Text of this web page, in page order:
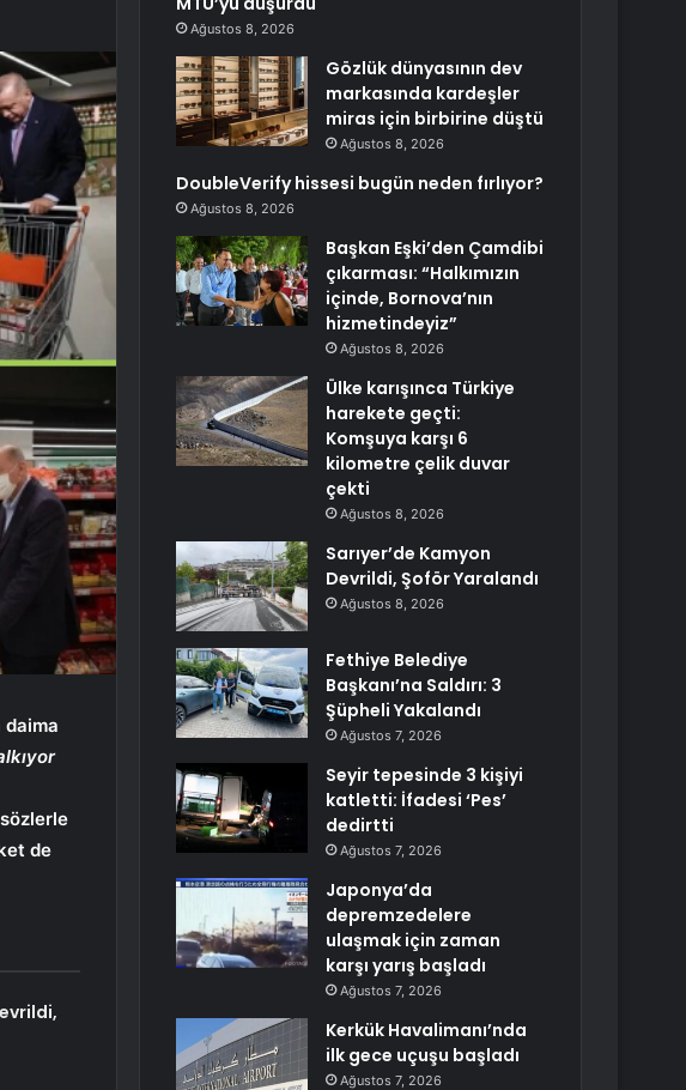
daima
de
Ağustos 8, 2026
Gözlük dünyasının dev
markasında kardeşler
miras için birbirine düştü
Ağustos 8, 2026
DoubleVerify hissesi bugün neden fırlıyor?
Ağustos 8, 2026
Başkan Eşki’den Çamdibi
çıkarması: “Halkımızın
içinde, Bornova’nın
hizmetindeyiz”
Ağustos 8, 2026
Ülke karışınca Türkiye
harekete geçti:
Komşuya karşı 6
kilometre çelik duvar
çekti
Ağustos 8, 2026
Sarıyer’de Kamyon
Devrildi, Şoför Yaralandı
Ağustos 8, 2026
Fethiye Belediye
Başkanı’na Saldırı: 3
Şüpheli Yakalandı
Ağustos 7, 2026
Seyir tepesinde 3 kişiyi
katletti: İfadesi ‘Pes’
dedirtti
Ağustos 7, 2026
Japonya’da
depremzedelere
ulaşmak için zaman
karşı yarış başladı
Ağustos 7, 2026
Kerkük Havalimanı’nda
ilk gece uçuşu başladı
Ağustos 7, 2026